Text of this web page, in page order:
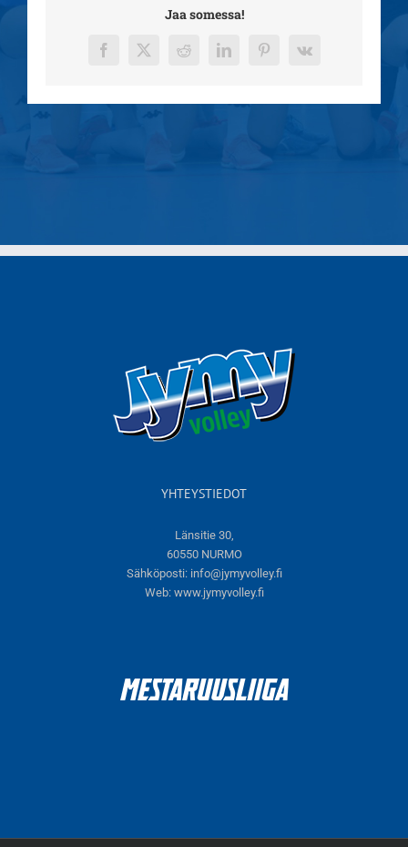
Jaa somessa!
Facebook
X RedditLinkedInPinterest
Vk
YHTEYSTIEDOT
Länsitie 30,
60550 NURMO
Sähköposti: info@jymyvolley.fi
Web: www.jymyvolley.fi